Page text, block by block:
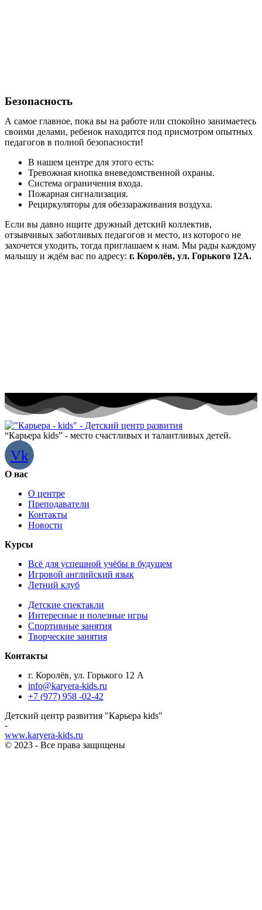
Безопасность
А самое главное, пока вы на работе или спокойно занимаетесь
своими делами, ребенок находится под присмотром опытных
педагогов в полной безопасности!
В нашем центре для этого есть:
Тревожная кнопка вневедомственной охраны.
Система ограничения входа.
Пожарная сигнализация.
Рециркуляторы для обеззараживания воздуха.
Если вы давно ищите дружный детский коллектив,
отзывчивых заботливых педагогов и место, из которого не
захочется уходить, тогда приглашаем к нам. Мы рады каждому
малышу и ждём вас по адресу: г. Королёв, ул. Горького 12А.
“Карьера kids” - место счастливых и талантливых детей.
Vk
О нас
О центре
Преподаватели
Контакты
Новости
Курсы​
Всё для успешной учёбы в будущем
Игровой английский язык
Летний клуб
Детские спектакли
Интересные и полезные игры
Спортивные занятия
Творческие занятия
Контакты
г. Королёв, ул. Горького 12 А
info@karyera-kids.ru
+7 (977) 958 -02-42
Детский центр развития "Карьера kids"
-
www.karyera-kids.ru
© 2023 - Все права защищены